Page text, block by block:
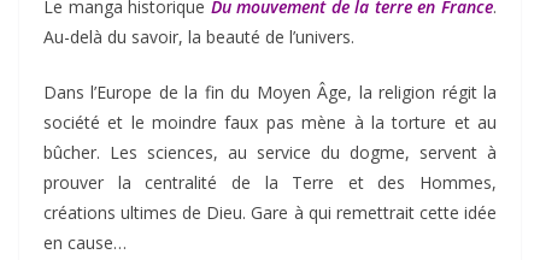
Le manga historique Du mouvement de la terre en France.
Au-delà du savoir, la beauté de l’univers.
Dans l’Europe de la fin du Moyen Âge, la religion régit la
société et le moindre faux pas mène à la torture et au
bûcher. Les sciences, au service du dogme, servent à
prouver la centralité de la Terre et des Hommes,
créations ultimes de Dieu. Gare à qui remettrait cette idée
en cause…